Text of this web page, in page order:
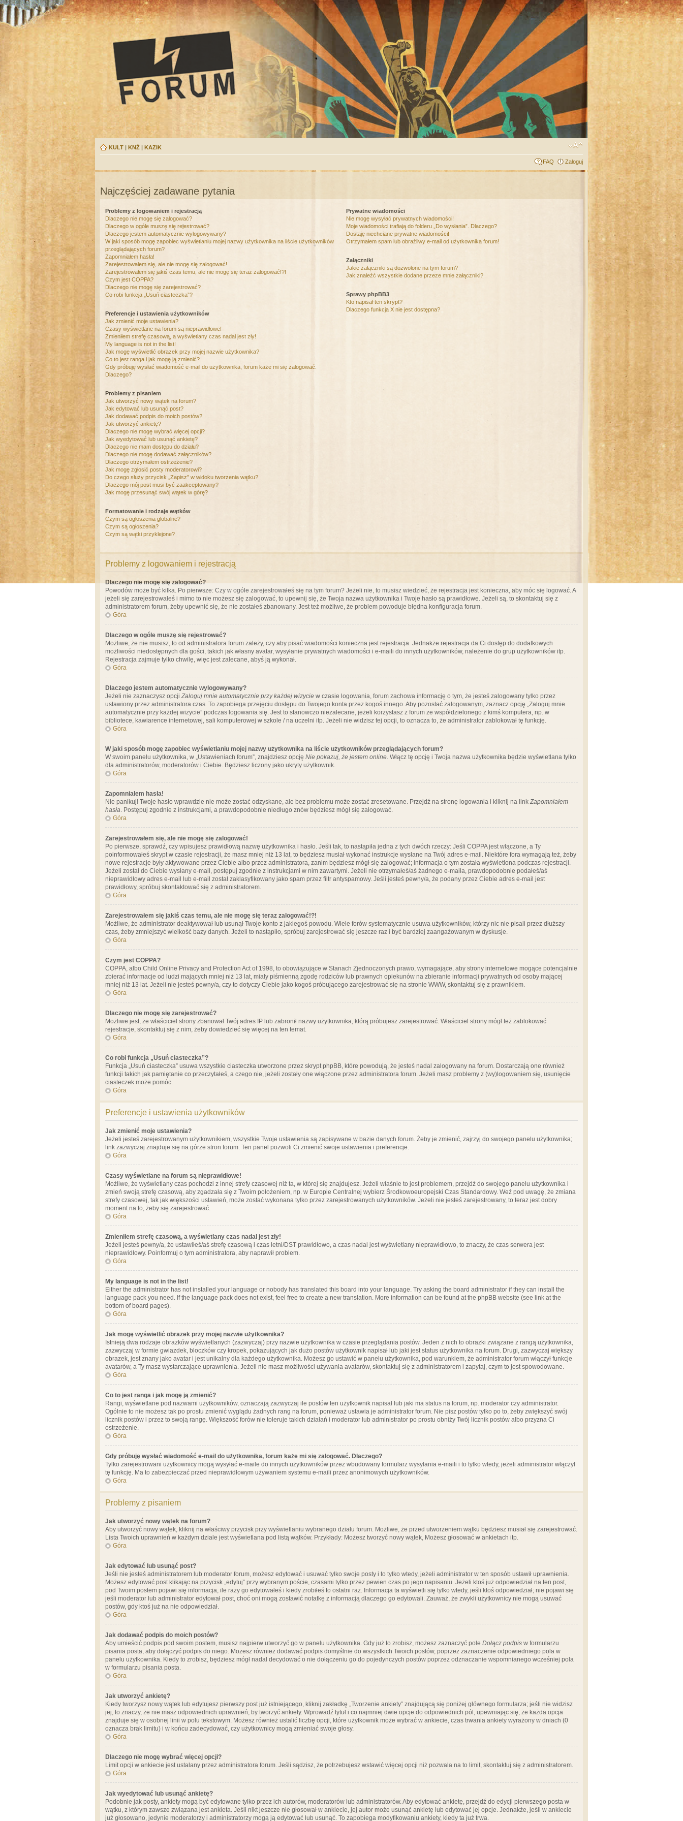
KULT | KNŻ | KAZIK
FAQ Zaloguj
Najczęściej zadawane pytania
Problemy z logowaniem i rejestracją
Dlaczego nie mogę się zalogować?
Dlaczego w ogóle muszę się rejestrować?
Dlaczego jestem automatycznie wylogowywany?
W jaki sposób mogę zapobiec wyświetlaniu mojej nazwy użytkownika na liście użytkowników
przeglądających forum?
Zapomniałem hasła!
Zarejestrowałem się, ale nie mogę się zalogować!
Zarejestrowałem się jakiś czas temu, ale nie mogę się teraz zalogować!?!
Czym jest COPPA?
Dlaczego nie mogę się zarejestrować?
Co robi funkcja „Usuń ciasteczka”?
Preferencje i ustawienia użytkowników
Jak zmienić moje ustawienia?
Czasy wyświetlane na forum są nieprawidłowe!
Zmieniłem strefę czasową, a wyświetlany czas nadal jest zły!
My language is not in the list!
Jak mogę wyświetlić obrazek przy mojej nazwie użytkownika?
Co to jest ranga i jak mogę ją zmienić?
Gdy próbuję wysłać wiadomość e-mail do użytkownika, forum każe mi się zalogować.
Dlaczego?
Problemy z pisaniem
Jak utworzyć nowy wątek na forum?
Jak edytować lub usunąć post?
Jak dodawać podpis do moich postów?
Jak utworzyć ankietę?
Dlaczego nie mogę wybrać więcej opcji?
Jak wyedytować lub usunąć ankietę?
Dlaczego nie mam dostępu do działu?
Dlaczego nie mogę dodawać załączników?
Dlaczego otrzymałem ostrzeżenie?
Jak mogę zgłosić posty moderatorowi?
Do czego służy przycisk „Zapisz” w widoku tworzenia wątku?
Dlaczego mój post musi być zaakceptowany?
Jak mogę przesunąć swój wątek w górę?
Formatowanie i rodzaje wątków
Czym są ogłoszenia globalne?
Czym są ogłoszenia?
Czym są wątki przyklejone?
Prywatne wiadomości
Nie mogę wysyłać prywatnych wiadomości!
Moje wiadomości trafiają do folderu „Do wysłania”. Dlaczego?
Dostaję niechciane prywatne wiadomości!
Otrzymałem spam lub obraźliwy e-mail od użytkownika forum!
Załączniki
Jakie załączniki są dozwolone na tym forum?
Jak znaleźć wszystkie dodane przeze mnie załączniki?
Sprawy phpBB3
Kto napisał ten skrypt?
Dlaczego funkcja X nie jest dostępna?
Problemy z logowaniem i rejestracją
Dlaczego nie mogę się zalogować?
Powodów może być kilka. Po pierwsze: Czy w ogóle zarejestrowałeś się na tym forum? Jeżeli nie, to musisz wiedzieć, że rejestracja jest konieczna, aby móc się logować. A
jeżeli się zarejestrowałeś i mimo to nie możesz się zalogować, to upewnij się, że Twoja nazwa użytkownika i Twoje hasło są prawidłowe. Jeżeli są, to skontaktuj się z
administratorem forum, żeby upewnić się, że nie zostałeś zbanowany. Jest też możliwe, że problem powoduje błędna konfiguracja forum.
Góra
Dlaczego w ogóle muszę się rejestrować?
Możliwe, że nie musisz, to od administratora forum zależy, czy aby pisać wiadomości konieczna jest rejestracja. Jednakże rejestracja da Ci dostęp do dodatkowych
możliwości niedostępnych dla gości, takich jak własny avatar, wysyłanie prywatnych wiadomości i e-maili do innych użytkowników, należenie do grup użytkowników itp.
Rejestracja zajmuje tylko chwilę, więc jest zalecane, abyś ją wykonał.
Góra
Dlaczego jestem automatycznie wylogowywany?
Jeżeli nie zaznaczysz opcji Zaloguj mnie automatycznie przy każdej wizycie w czasie logowania, forum zachowa informację o tym, że jesteś zalogowany tylko przez
ustawiony przez administratora czas. To zapobiega przejęciu dostępu do Twojego konta przez kogoś innego. Aby pozostać zalogowanym, zaznacz opcję „Zaloguj mnie
automatycznie przy każdej wizycie” podczas logowania się. Jest to stanowczo niezalecane, jeżeli korzystasz z forum ze współdzielonego z kimś komputera, np. w
bibliotece, kawiarence internetowej, sali komputerowej w szkole / na uczelni itp. Jeżeli nie widzisz tej opcji, to oznacza to, że administrator zablokował tę funkcję.
Góra
W jaki sposób mogę zapobiec wyświetlaniu mojej nazwy użytkownika na liście użytkowników przeglądających forum?
W swoim panelu użytkownika, w „Ustawieniach forum”, znajdziesz opcję Nie pokazuj, że jestem online. Włącz tę opcję i Twoja nazwa użytkownika będzie wyświetlana tylko
dla administratorów, moderatorów i Ciebie. Będziesz liczony jako ukryty użytkownik.
Góra
Zapomniałem hasła!
Nie panikuj! Twoje hasło wprawdzie nie może zostać odzyskane, ale bez problemu może zostać zresetowane. Przejdź na stronę logowania i kliknij na link Zapomniałem
hasła. Postępuj zgodnie z instrukcjami, a prawdopodobnie niedługo znów będziesz mógł się zalogować.
Góra
Zarejestrowałem się, ale nie mogę się zalogować!
Po pierwsze, sprawdź, czy wpisujesz prawidłową nazwę użytkownika i hasło. Jeśli tak, to nastąpiła jedna z tych dwóch rzeczy: Jeśli COPPA jest włączone, a Ty
poinformowałeś skrypt w czasie rejestracji, że masz mniej niż 13 lat, to będziesz musiał wykonać instrukcje wysłane na Twój adres e-mail. Niektóre fora wymagają też, żeby
nowe rejestracje były aktywowane przez Ciebie albo przez administratora, zanim będziesz mógł się zalogować; informacja o tym została wyświetlona podczas rejestracji.
Jeżeli został do Ciebie wysłany e-mail, postępuj zgodnie z instrukcjami w nim zawartymi. Jeżeli nie otrzymałeś/aś żadnego e-maila, prawdopodobnie podałeś/aś
nieprawidłowy adres e-mail lub e-mail został zaklasyfikowany jako spam przez filtr antyspamowy. Jeśli jesteś pewny/a, że podany przez Ciebie adres e-mail jest
prawidłowy, spróbuj skontaktować się z administratorem.
Góra
Zarejestrowałem się jakiś czas temu, ale nie mogę się teraz zalogować!?!
Możliwe, że administrator deaktywował lub usunął Twoje konto z jakiegoś powodu. Wiele forów systematycznie usuwa użytkowników, którzy nic nie pisali przez dłuższy
czas, żeby zmniejszyć wielkość bazy danych. Jeżeli to nastąpiło, spróbuj zarejestrować się jeszcze raz i być bardziej zaangażowanym w dyskusje.
Góra
Czym jest COPPA?
COPPA, albo Child Online Privacy and Protection Act of 1998, to obowiązujące w Stanach Zjednoczonych prawo, wymagające, aby strony internetowe mogące potencjalnie
zbierać informacje od ludzi mających mniej niż 13 lat, miały piśmienną zgodę rodziców lub prawnych opiekunów na zbieranie informacji prywatnych od osoby mającej
mniej niż 13 lat. Jeżeli nie jesteś pewny/a, czy to dotyczy Ciebie jako kogoś próbującego zarejestrować się na stronie WWW, skontaktuj się z prawnikiem.
Góra
Dlaczego nie mogę się zarejestrować?
Możliwe jest, że właściciel strony zbanował Twój adres IP lub zabronił nazwy użytkownika, którą próbujesz zarejestrować. Właściciel strony mógł też zablokować
rejestracje, skontaktuj się z nim, żeby dowiedzieć się więcej na ten temat.
Góra
Co robi funkcja „Usuń ciasteczka”?
Funkcja „Usuń ciasteczka” usuwa wszystkie ciasteczka utworzone przez skrypt phpBB, które powodują, że jesteś nadal zalogowany na forum. Dostarczają one również
funkcji takich jak pamiętanie co przeczytałeś, a czego nie, jeżeli zostały one włączone przez administratora forum. Jeżeli masz problemy z (wy)logowaniem się, usunięcie
ciasteczek może pomóc.
Góra
Preferencje i ustawienia użytkowników
Jak zmienić moje ustawienia?
Jeżeli jesteś zarejestrowanym użytkownikiem, wszystkie Twoje ustawienia są zapisywane w bazie danych forum. Żeby je zmienić, zajrzyj do swojego panelu użytkownika;
link zazwyczaj znajduje się na górze stron forum. Ten panel pozwoli Ci zmienić swoje ustawienia i preferencje.
Góra
Czasy wyświetlane na forum są nieprawidłowe!
Możliwe, że wyświetlany czas pochodzi z innej strefy czasowej niż ta, w której się znajdujesz. Jeżeli właśnie to jest problemem, przejdź do swojego panelu użytkownika i
zmień swoją strefę czasową, aby zgadzała się z Twoim położeniem, np. w Europie Centralnej wybierz Środkowoeuropejski Czas Standardowy. Weź pod uwagę, że zmiana
strefy czasowej, tak jak większości ustawień, może zostać wykonana tylko przez zarejestrowanych użytkowników. Jeżeli nie jesteś zarejestrowany, to teraz jest dobry
moment na to, żeby się zarejestrować.
Góra
Zmieniłem strefę czasową, a wyświetlany czas nadal jest zły!
Jeżeli jesteś pewny/a, że ustawiłeś/aś strefę czasową i czas letni/DST prawidłowo, a czas nadal jest wyświetlany nieprawidłowo, to znaczy, że czas serwera jest
nieprawidłowy. Poinformuj o tym administratora, aby naprawił problem.
Góra
My language is not in the list!
Either the administrator has not installed your language or nobody has translated this board into your language. Try asking the board administrator if they can install the
language pack you need. If the language pack does not exist, feel free to create a new translation. More information can be found at the phpBB website (see link at the
bottom of board pages).
Góra
Jak mogę wyświetlić obrazek przy mojej nazwie użytkownika?
Istnieją dwa rodzaje obrazków wyświetlanych (zazwyczaj) przy nazwie użytkownika w czasie przeglądania postów. Jeden z nich to obrazki związane z rangą użytkownika,
zazwyczaj w formie gwiazdek, bloczków czy kropek, pokazujących jak dużo postów użytkownik napisał lub jaki jest status użytkownika na forum. Drugi, zazwyczaj większy
obrazek, jest znany jako avatar i jest unikalny dla każdego użytkownika. Możesz go ustawić w panelu użytkownika, pod warunkiem, że administrator forum włączył funkcje
avatarów, a Ty masz wystarczające uprawnienia. Jeżeli nie masz możliwości używania avatarów, skontaktuj się z administratorem i zapytaj, czym to jest spowodowane.
Góra
Co to jest ranga i jak mogę ją zmienić?
Rangi, wyświetlane pod nazwami użytkowników, oznaczają zazwyczaj ile postów ten użytkownik napisał lub jaki ma status na forum, np. moderator czy administrator.
Ogólnie to nie możesz tak po prostu zmienić wyglądu żadnych rang na forum, ponieważ ustawia je administrator forum. Nie pisz postów tylko po to, żeby zwiększyć swój
licznik postów i przez to swoją rangę. Większość forów nie toleruje takich działań i moderator lub administrator po prostu obniży Twój licznik postów albo przyzna Ci
ostrzeżenie.
Góra
Gdy próbuję wysłać wiadomość e-mail do użytkownika, forum każe mi się zalogować. Dlaczego?
Tylko zarejestrowani użytkownicy mogą wysyłać e-maile do innych użytkowników przez wbudowany formularz wysyłania e-maili i to tylko wtedy, jeżeli administrator włączył
tę funkcję. Ma to zabezpieczać przed nieprawidłowym używaniem systemu e-maili przez anonimowych użytkowników.
Góra
Problemy z pisaniem
Jak utworzyć nowy wątek na forum?
Aby utworzyć nowy wątek, kliknij na właściwy przycisk przy wyświetlaniu wybranego działu forum. Możliwe, że przed utworzeniem wątku będziesz musiał się zarejestrować.
Lista Twoich uprawnień w każdym dziale jest wyświetlana pod listą wątków. Przykłady: Możesz tworzyć nowy wątek, Możesz głosować w ankietach itp.
Góra
Jak edytować lub usunąć post?
Jeśli nie jesteś administratorem lub moderator forum, możesz edytować i usuwać tylko swoje posty i to tylko wtedy, jeżeli administrator w ten sposób ustawił uprawnienia.
Możesz edytować post klikając na przycisk „edytuj” przy wybranym poście, czasami tylko przez pewien czas po jego napisaniu. Jeżeli ktoś już odpowiedział na ten post,
pod Twoim postem pojawi się informacja, ile razy go edytowałeś i kiedy zrobiłeś to ostatni raz. Informacja ta wyświetli się tylko wtedy, jeśli ktoś odpowiedział; nie pojawi się
jeśli moderator lub administrator edytował post, choć oni mogą zostawić notatkę z informacją dlaczego go edytowali. Zauważ, że zwykli użytkownicy nie mogą usuwać
postów, gdy ktoś już na nie odpowiedział.
Góra
Jak dodawać podpis do moich postów?
Aby umieścić podpis pod swoim postem, musisz najpierw utworzyć go w panelu użytkownika. Gdy już to zrobisz, możesz zaznaczyć pole Dołącz podpis w formularzu
pisania posta, aby dołączyć podpis do niego. Możesz również dodawać podpis domyślnie do wszystkich Twoich postów, poprzez zaznaczenie odpowiedniego pola w
panelu użytkownika. Kiedy to zrobisz, będziesz mógł nadal decydować o nie dołączeniu go do pojedynczych postów poprzez odznaczanie wspomnianego wcześniej pola
w formularzu pisania posta.
Góra
Jak utworzyć ankietę?
Kiedy tworzysz nowy wątek lub edytujesz pierwszy post już istniejącego, kliknij zakładkę „Tworzenie ankiety” znajdującą się poniżej głównego formularza; jeśli nie widzisz
jej, to znaczy, że nie masz odpowiednich uprawnień, by tworzyć ankiety. Wprowadź tytuł i co najmniej dwie opcje do odpowiednich pól, upewniając się, że każda opcja
znajduje się w osobnej linii w polu tekstowym. Możesz również ustalić liczbę opcji, które użytkownik może wybrać w ankiecie, czas trwania ankiety wyrażony w dniach (0
oznacza brak limitu) i w końcu zadecydować, czy użytkownicy mogą zmieniać swoje głosy.
Góra
Dlaczego nie mogę wybrać więcej opcji?
Limit opcji w ankiecie jest ustalany przez administratora forum. Jeśli sądzisz, że potrzebujesz wstawić więcej opcji niż pozwala na to limit, skontaktuj się z administratorem.
Góra
Jak wyedytować lub usunąć ankietę?
Podobnie jak posty, ankiety mogą być edytowane tylko przez ich autorów, moderatorów lub administratorów. Aby edytować ankietę, przejdź do edycji pierwszego posta w
wątku, z którym zawsze związana jest ankieta. Jeśli nikt jeszcze nie głosował w ankiecie, jej autor może usunąć ankietę lub edytować jej opcje. Jednakże, jeśli w ankiecie
już głosowano, jedynie moderatorzy i administratorzy mogą ją edytować lub usunąć. To zapobiega modyfikowaniu ankiety, kiedy ta już trwa.